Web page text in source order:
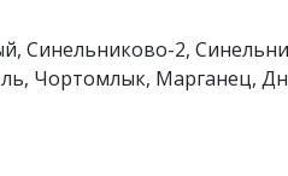
Синельниково-2,
Чортомлык, Марганец,